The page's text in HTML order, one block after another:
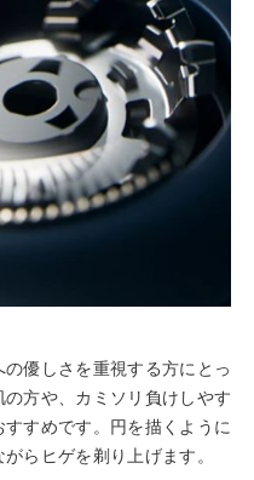
優しさを重視する方にとっ
方や、カミソリ負けしやす
すめです。円を描くように
らヒゲを剃り上げます。